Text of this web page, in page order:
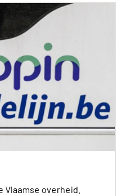
overheid.